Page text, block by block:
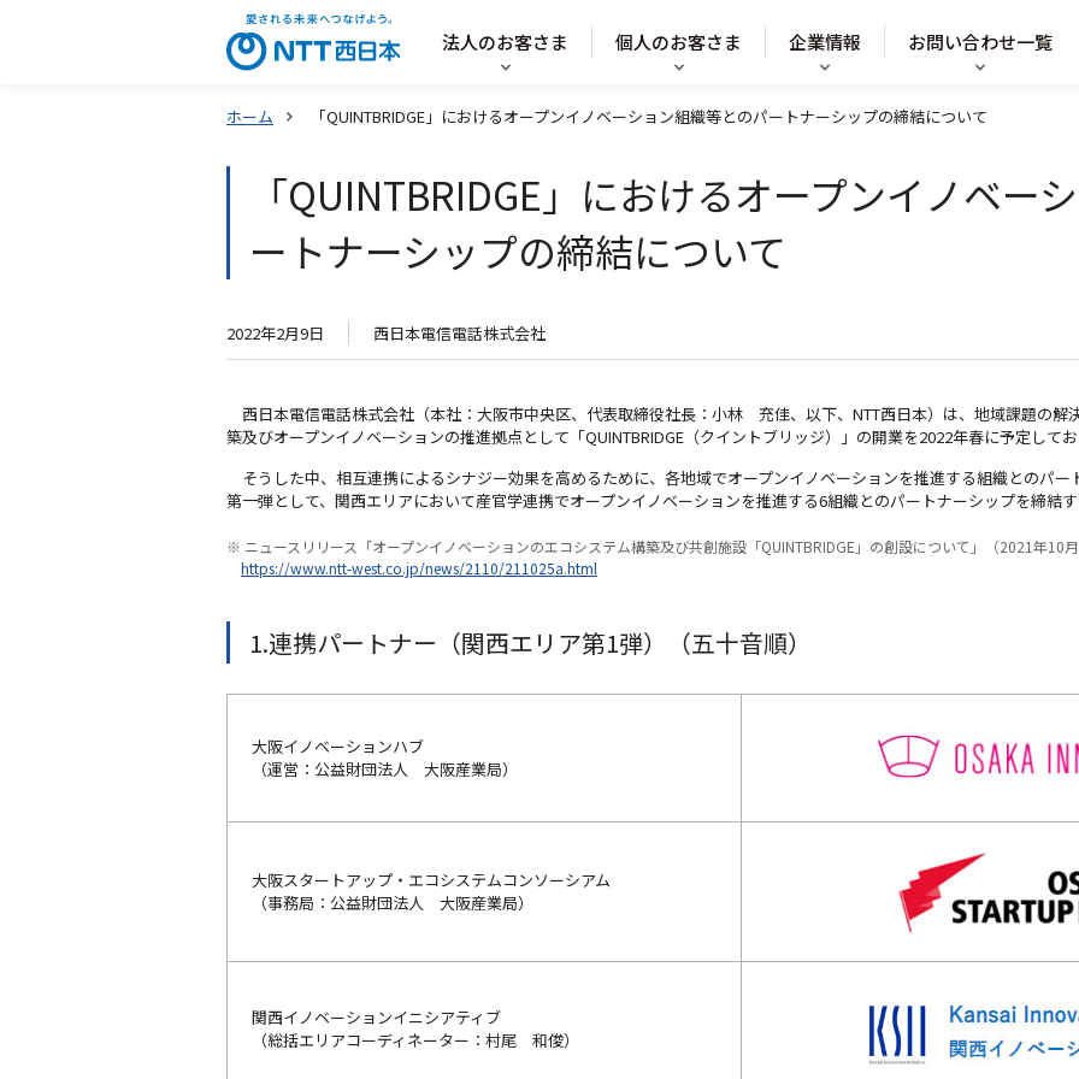
法人のお客さま 個人のお客さま 企業情報 お問い合わせ一覧
ホーム 「QUINTBRIDGE」におけるオープンイノベーション組織等とのパートナーシップの締結について
「QUINTBRIDGE」におけるオープンイノベー
ートナーシップの締結について
2022年2月9日 西日本電信電話株式会社
西日本電信電話株式会社（本社：大阪市中央区、代表取締役社長：小林 充佳、以下、NTT西日本）は、地域課題の解
築及びオープンイノベーションの推進拠点として「QUINTBRIDGE（クイントブリッジ）」の開業を2022年春に予定して
そうした中、相互連携によるシナジー効果を高めるために、各地域でオープンイノベーションを推進する組織とのパ
第一弾として、関西エリアにおいて産官学連携でオープンイノベーションを推進する6組織とのパートナーシップを締結
※ ニュースリリース「オープンイノベーションのエコシステム構築及び共創施設「QUINTBRIDGE」の創設について」（2021年10
https://www.ntt-west.co.jp/news/2110/211025a.html
1.連携パートナー（関西エリア第1弾）（五十音順）
大阪イノベーションハブ
（運営：公益財団法人 大阪産業局）
大阪スタートアップ・エコシステムコンソーシアム
（事務局：公益財団法人 大阪産業局）
関西イノベーションイニシアティブ
（総括エリアコーディネーター：村尾 和俊）